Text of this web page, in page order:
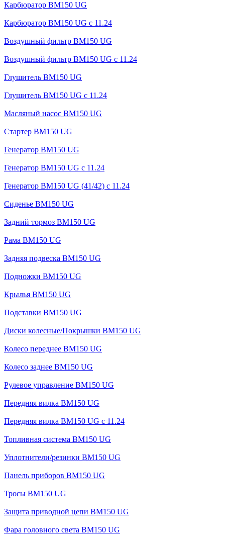
Карбюратор BM150 UG
Карбюратор BM150 UG с 11.24
Воздушный фильтр BM150 UG
Воздушный фильтр BM150 UG c 11.24
Глушитель BM150 UG
Глушитель BM150 UG с 11.24
Масляный насос BM150 UG
Стартер BM150 UG
Генератор BM150 UG
Генератор BM150 UG с 11.24
Генератор BM150 UG (41/42) с 11.24
Сиденье BM150 UG
Задний тормоз BM150 UG
Рама BM150 UG
Задняя подвеска BM150 UG
Подножки BM150 UG
Крылья BM150 UG
Подставки BM150 UG
Диски колесные/Покрышки BM150 UG
Колесо переднее BM150 UG
Колесо заднее BM150 UG
Рулевое управление BM150 UG
Передняя вилка BM150 UG
Передняя вилка BM150 UG с 11.24
Топливная система BM150 UG
Уплотнители/резинки BM150 UG
Панель приборов BM150 UG
Тросы BM150 UG
Защита приводной цепи BM150 UG
Фара головного света BM150 UG